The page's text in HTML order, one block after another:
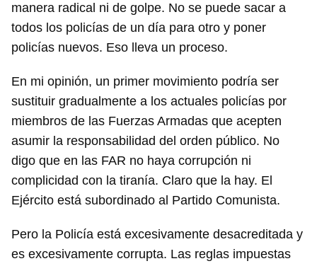
manera radical ni de golpe. No se puede sacar a
todos los policías de un día para otro y poner
policías nuevos. Eso lleva un proceso.
En mi opinión, un primer movimiento podría ser
sustituir gradualmente a los actuales policías por
miembros de las Fuerzas Armadas que acepten
asumir la responsabilidad del orden público. No
digo que en las FAR no haya corrupción ni
complicidad con la tiranía. Claro que la hay. El
Ejército está subordinado al Partido Comunista.
Pero la Policía está excesivamente desacreditada y
es excesivamente corrupta. Las reglas impuestas